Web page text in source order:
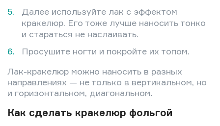
Далее используйте лак с эффектом
кракелюр. Его тоже лучше наносить тонко
и стараться не наслаивать.
Просушите ногти и покройте их топом.
Лак-кракелюр можно наносить в разных
направлениях — не только в вертикальном, но
и горизонтальном, диагональном.
Как сделать кракелюр фольгой